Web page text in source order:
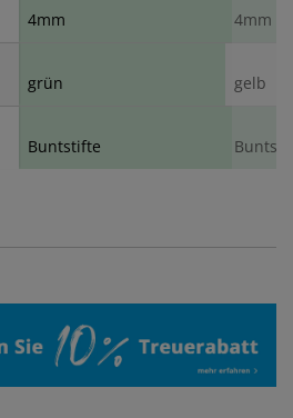
4mm 4mm
grün gelb
Buntstifte